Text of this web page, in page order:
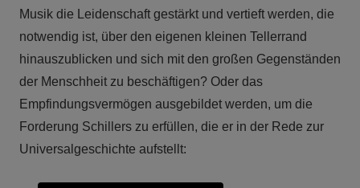
Musik die Leidenschaft gestärkt und vertieft werden, die
notwendig ist, über den eigenen kleinen Tellerrand
hinauszublicken und sich mit den großen Gegenständen
der Menschheit zu beschäftigen? Oder das
Empfindungsvermögen ausgebildet werden, um die
Forderung Schillers zu erfüllen, die er in der Rede zur
Universalgeschichte aufstellt: